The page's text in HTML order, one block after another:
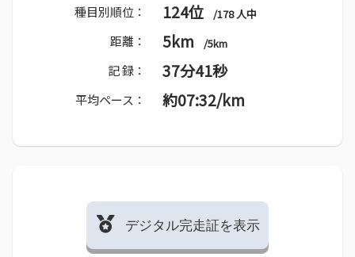
種目別順位： 124位 /178 人中
距離： 5km /5km
記 録： 37分41秒
平均ペース： 約07:32/km
デジタル完走証を表示